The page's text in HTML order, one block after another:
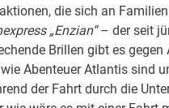
die sich an
„Enzian“– der seit
Brillen gibt es
Abenteuer Atlantis sind
der Fahrt durch die